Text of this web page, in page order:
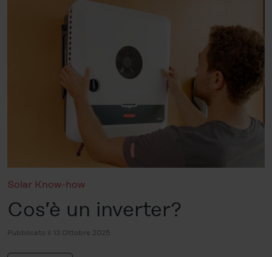
Solar Know-how
Cos’è un inverter?
Pubblicato il 13 Ottobre 2025